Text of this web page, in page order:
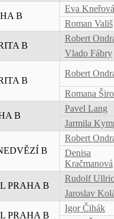
B
Eva Kneřová
Roman Vališ
B
Robert
Vlado Fábry
B
Robert
Romana
B
Pavel Lang
Jarmila
B
Robert
Denisa
Kračmanová
PRAHA B
Rudolf
Jaroslav
PRAHA B
Igor Čihák